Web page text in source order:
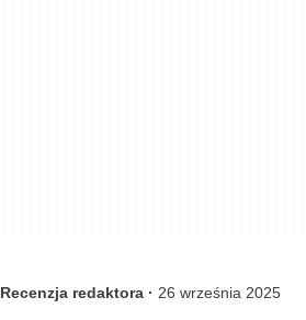
Recenzja redaktora · 26 września 2025